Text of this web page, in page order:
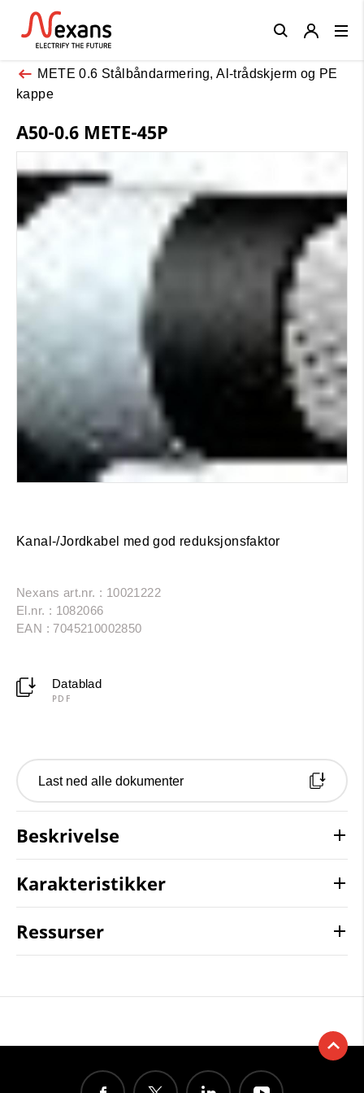
METE 0.6 Stålbåndarmering, Al-trådskjerm og PE
kappe
A50-0.6 METE-45P
Kanal-/Jordkabel med god reduksjonsfaktor
Nexans art.nr. : 10021222
El.nr. : 1082066
EAN : 7045210002850
Datablad
PDF
Last ned alle dokumenter
Beskrivelse
Karakteristikker
Ressurser
Close